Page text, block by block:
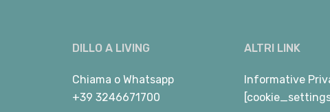
DILLO A LIVING
Chiama o Whatsapp
+39 3246671700
ALTRI LINK
Informative